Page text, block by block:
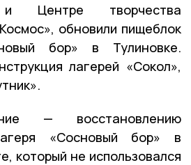
Центре творчества
обновили пищеблок
бор» в Тулиновке.
лагерей «Сокол»,
— восстановлению
«Сосновый бор» в
который не использовался